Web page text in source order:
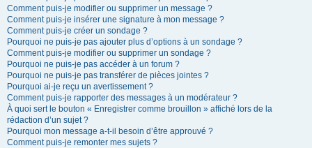
Comment puis-je modifier ou supprimer un message ?
Comment puis-je insérer une signature à mon message ?
Comment puis-je créer un sondage ?
Pourquoi ne puis-je pas ajouter plus d’options à un sondage ?
Comment puis-je modifier ou supprimer un sondage ?
Pourquoi ne puis-je pas accéder à un forum ?
Pourquoi ne puis-je pas transférer de pièces jointes ?
Pourquoi ai-je reçu un avertissement ?
Comment puis-je rapporter des messages à un modérateur ?
À quoi sert le bouton « Enregistrer comme brouillon » affiché lors de la
rédaction d’un sujet ?
Pourquoi mon message a-t-il besoin d’être approuvé ?
Comment puis-je remonter mes sujets ?